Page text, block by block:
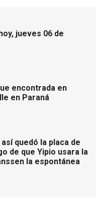
jueves 06 de
encontrada en
en Paraná
quedó la placa de
de que Yipio usara la
la espontánea